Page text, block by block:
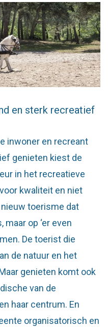
en sterk recreatief
inwoner en recreant
genieten kiest de
in het recreatieve
kwaliteit en niet
toerisme dat
op ‘er even
De toerist die
de natuur en het
genieten komt ook
van de
haar centrum. En
organisatorisch en